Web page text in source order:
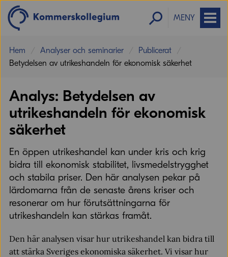
MENY
Hem Analyser och seminarier
Publicerat
Betydelsen av utrikeshandeln för ekonomisk säkerhet
Analys: Betydelsen av
utrikeshandeln för ekonomisk
säkerhet
En öppen utrikeshandel kan under kris och krig
bidra till ekonomisk stabilitet, livsmedelstrygghet
och stabila priser. Den här analysen pekar på
lärdomarna från de senaste årens kriser och
resonerar om hur förutsättningarna för
utrikeshandeln kan stärkas framåt.
Den här analysen visar hur utrikeshandel kan bidra till
att stärka Sveriges ekonomiska säkerhet. Vi visar hur